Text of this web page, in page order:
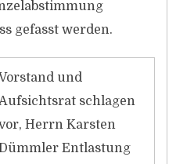
gefasst werden.
und
schlagen
Herrn Karsten
Entlastung